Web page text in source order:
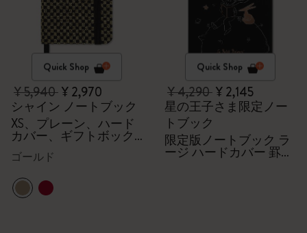
Quick Shop
¥ 5,940¥ 2,970
シャイン ノートブック
XS、プレーン、ハード
カバー、ギフトボック
ス付、ゴールド
ゴールド
Quick Shop
¥ 4,290¥ 2,145
星の王子さま限定ノー
トブック
限定版ノートブック ラ
ージ ハードカバー 罫線